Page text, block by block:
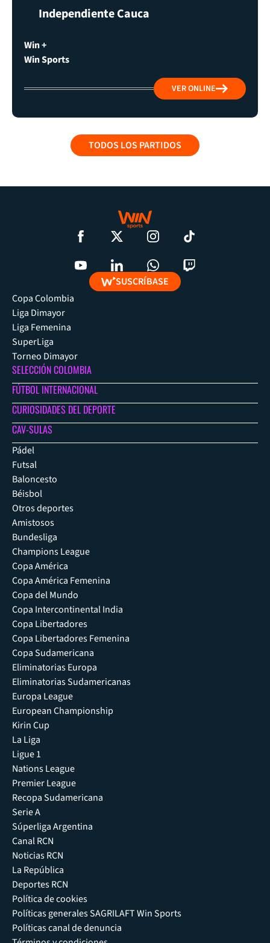
Independiente Cauca
Win +
Win Sports
VER ONLINE
TODOS LOS PARTIDOS
SUSCRÍBASE
Copa Colombia
Liga Dimayor
Liga Femenina
SuperLiga
Torneo Dimayor
SELECCIÓN COLOMBIA
FÚTBOL INTERNACIONAL
CURIOSIDADES DEL DEPORTE
CAV-SULAS
Pádel
Futsal
Baloncesto
Béisbol
Otros deportes
Amistosos
Bundesliga
Champions League
Copa América
Copa América Femenina
Copa del Mundo
Copa Intercontinental India
Copa Libertadores
Copa Libertadores Femenina
Copa Sudamericana
Eliminatorias Europa
Eliminatorias Sudamericanas
Europa League
European Championship
Kirin Cup
La Liga
Ligue 1
Nations League
Premier League
Recopa Sudamericana
Serie A
Súperliga Argentina
Canal RCN
Noticias RCN
La República
Deportes RCN
Política de cookies
Políticas generales SAGRILAFT Win Sports
Políticas canal de denuncia